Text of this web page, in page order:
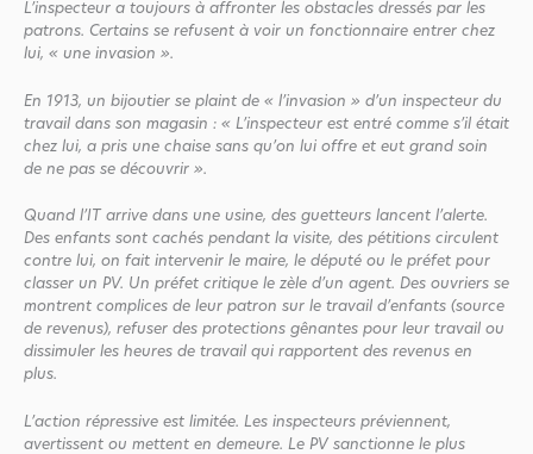
L’inspecteur a toujours à affronter les obstacles dressés par les
patrons. Certains se refusent à voir un fonctionnaire entrer chez
lui, « une invasion ».
En 1913, un bijoutier se plaint de « l’invasion » d’un inspecteur du
travail dans son magasin : « L’inspecteur est entré comme s’il était
chez lui, a pris une chaise sans qu’on lui offre et eut grand soin
de ne pas se découvrir ».
Quand l’IT arrive dans une usine, des guetteurs lancent l’alerte.
Des enfants sont cachés pendant la visite, des pétitions circulent
contre lui, on fait intervenir le maire, le député ou le préfet pour
classer un PV. Un préfet critique le zèle d’un agent. Des ouvriers se
montrent complices de leur patron sur le travail d’enfants (source
de revenus), refuser des protections gênantes pour leur travail ou
dissimuler les heures de travail qui rapportent des revenus en
plus.
L’action répressive est limitée. Les inspecteurs préviennent,
avertissent ou mettent en demeure. Le PV sanctionne le plus